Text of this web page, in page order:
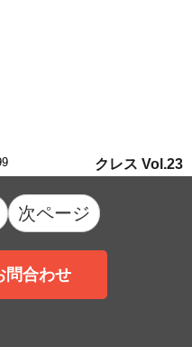
クレス Vol.23
次ページ
問合わせ